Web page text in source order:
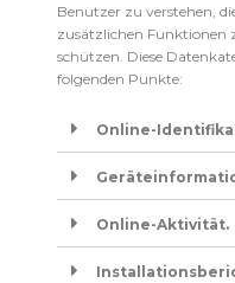
Benutzer zu verstehen,
zusätzlichen Funktionen
schützen. Diese
folgenden Punkte:
Online-
Online-Aktivität.